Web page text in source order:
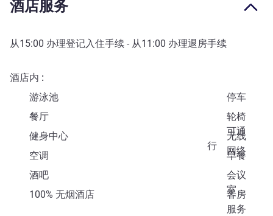
酒店服务
从15:00 办理登记入住手续 - 从11:00 办理退房手续
酒店内
游泳池
停车
餐厅
轮椅
可通
行
健身中心
无线
网络
空调
早餐
酒吧
会议
室
100% 无烟酒店
客房
服务